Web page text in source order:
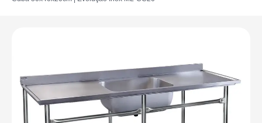
Porta Cestinho | Tubo 3/4" |
PCD - Evolução Inox
R$320,00 ADICIONAR